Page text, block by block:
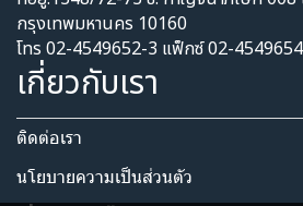
กรุงเทพมหานคร 10160
โทร 02-4549652-3 แฟ็กซ์ 02-4549654
เกี่ยวกับเรา
ติดต่อเรา
นโยบายความเป็นส่วนตัว​